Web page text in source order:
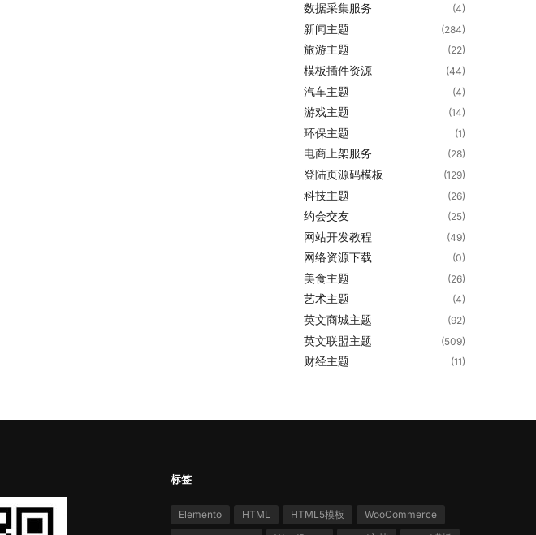
数据采集服务 (4)
新闻主题 (284)
旅游主题 (22)
模板插件资源 (44)
汽车主题 (4)
游戏主题 (14)
环保主题 (1)
电商上架服务 (28)
登陆页源码模板 (129)
科技主题 (26)
约会交友 (25)
网站开发教程 (49)
网络资源下载 (0)
美食主题 (26)
艺术主题 (4)
英文商城主题 (92)
英文联盟主题 (509)
财经主题 (11)
标签
Elemento HTML HTML5模板
WooCommerce